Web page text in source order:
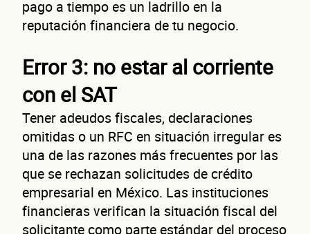
pago a tiempo es un ladrillo en la
reputación financiera de tu negocio.
Error 3: no estar al corriente
con el SAT
Tener adeudos fiscales, declaraciones
omitidas o un RFC en situación irregular es
una de las razones más frecuentes por las
que se rechazan solicitudes de crédito
empresarial en México. Las instituciones
financieras verifican la situación fiscal del
solicitante como parte estándar del proceso